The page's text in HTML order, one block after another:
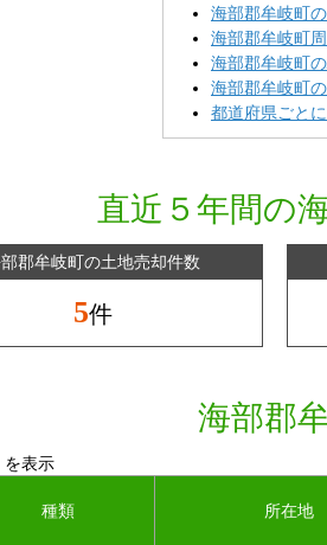
海部郡牟岐町
海部郡牟岐町
海部郡牟岐町
海部郡牟岐町
都道府県ごと
直近５年間の
郡牟岐町の土地売却件数
5件
海部郡
を表示
種類 所在地